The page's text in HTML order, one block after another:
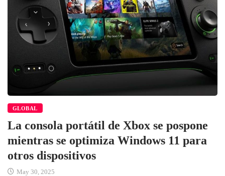
GLOBAL
La consola portátil de Xbox se pospone
mientras se optimiza Windows 11 para
otros dispositivos
May 30, 2025